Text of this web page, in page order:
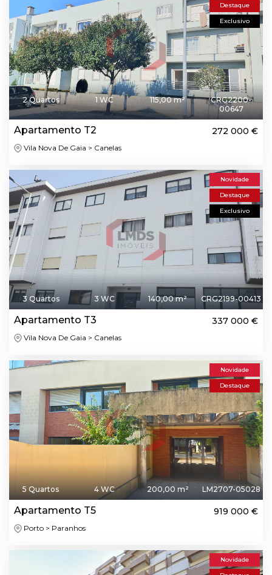
Destaque
Exclusivo
2 Quartos 1 WC 115,00 m²
CRG2200-
00647
Apartamento T2 272 000 €
Vila Nova De Gaia > Canelas
Novidade
Destaque
Exclusivo
3 Quartos 3 WC 140,00 m² CRG2199-00413
Apartamento T3 337 000 €
Vila Nova De Gaia > Canelas
Novidade
Destaque
5 Quartos 4 WC 200,00 m² LM2707-05028
Apartamento T5 919 000 €
Porto > Paranhos
Novidade